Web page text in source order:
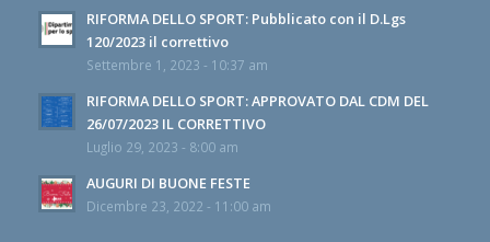
RIFORMA DELLO SPORT: Pubblicato con il D.Lgs
120/2023 il correttivo
Settembre 1, 2023 - 10:37 am
RIFORMA DELLO SPORT: APPROVATO DAL CDM DEL
26/07/2023 IL CORRETTIVO
Luglio 29, 2023 - 8:00 am
AUGURI DI BUONE FESTE
Dicembre 23, 2022 - 11:00 am